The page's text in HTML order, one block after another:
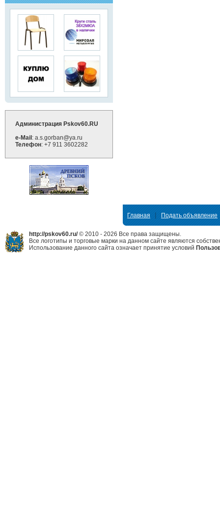
Администрация Pskov60.RU
e-Mail : a.s.gorban@ya.ru
Телефон: +7 911 3602282
Главная | Подать объявление
http://pskov60.ru/© 2010 - 2026 Все права защищены.
Все логотипы и торговые марки на данном сайте являются
Использование данного сайта означает принятие условий